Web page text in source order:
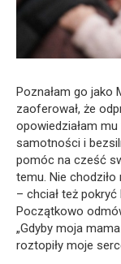
Poznałam go jako
zaoferował, że
opowiedziałam
samotności i
pomóc na cześć
temu. Nie
– chciał też
Początkowo
„Gdyby moja
roztopiły moje